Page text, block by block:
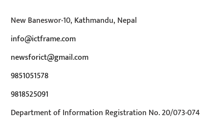
New Baneswor-10, Kathmandu, Nepal
info@ictframe.com
newsforict@gmail.com
9851051578
9818525091
Department of Information Registration No. 20/073-074